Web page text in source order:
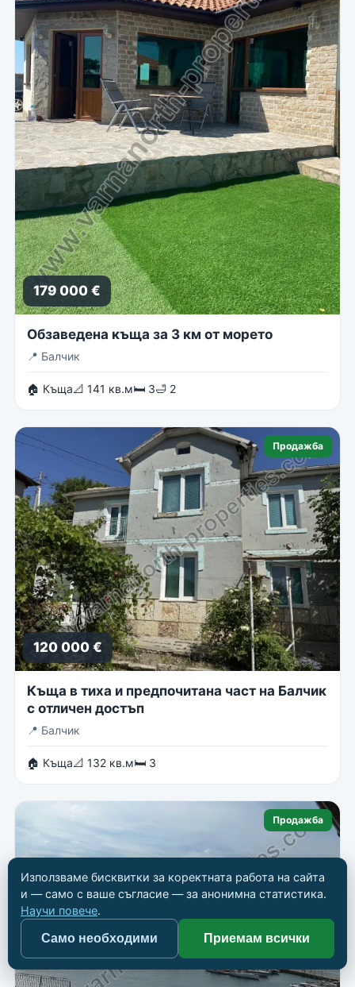
179 000 €
Обзаведена къща за 3 км от морето
📍 Балчик
🏠 Къща📐 141 кв.м🛏 3🛁 2
Продажба
120 000 €
Къща в тиха и предпочитана част на Балчик
с отличен достъп
📍 Балчик
🏠 Къща📐 132 кв.м🛏 3
Продажба
Използваме бисквитки за коректната работа на сайта
и — само с ваше съгласие — за анонимна статистика.
Научи повече.
Само необходими Приемам всички